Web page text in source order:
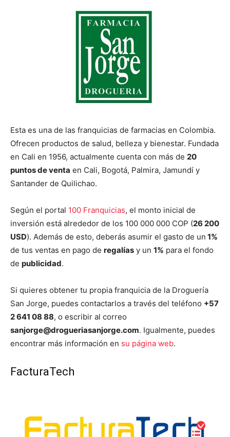
Esta es una de las franquicias de farmacias en Colombia.
Ofrecen productos de salud, belleza y bienestar. Fundada
en Cali en 1956, actualmente cuenta con más de 20
puntos de venta en Cali, Bogotá, Palmira, Jamundí y
Santander de Quilichao.
Según el portal 100 Franquicias, el monto inicial de
inversión está alrededor de los 100 000 000 COP (26 200
USD). Además de esto, deberás asumir el gasto de un 1%
de tus ventas en pago de regalías y un 1% para el fondo
de publicidad.
Si quieres obtener tu propia franquicia de la Droguería
San Jorge, puedes contactarlos a través del teléfono +57
2 641 08 88, o escribir al correo
sanjorge@drogueriasanjorge.com. Igualmente, puedes
encontrar más información en su página web.
FacturaTech